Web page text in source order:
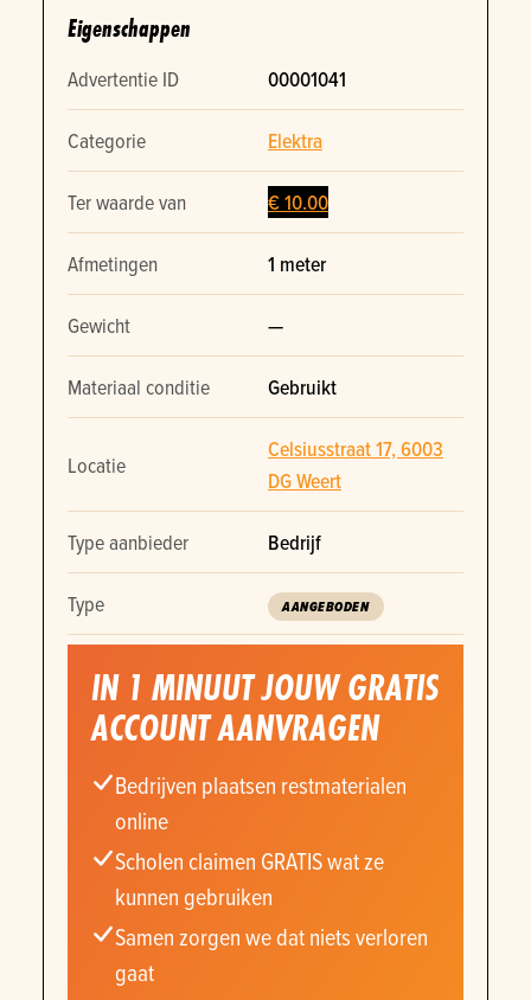
lengte Exact type, profielmaat en merk zijn
niet zichtbaar Aantal: 2 stuks
Eigenschappen
Advertentie ID 00001041
Categorie Elektra
Ter waarde van € 10.00
Afmetingen 1 meter
Gewicht —
Materiaal conditie Gebruikt
Locatie
Celsiusstraat 17, 6003
DG Weert
Type aanbieder Bedrijf
Type AANGEBODEN
IN 1 MINUUT JOUW GRATIS
ACCOUNT AANVRAGEN
Bedrijven plaatsen restmaterialen
online
Scholen claimen GRATIS wat ze
kunnen gebruiken
Samen zorgen we dat niets verloren
gaat